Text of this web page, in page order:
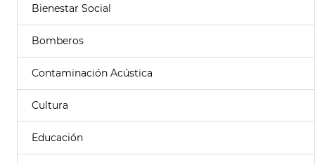
Bienestar Social
Bomberos
Contaminación Acústica
Cultura
Educación